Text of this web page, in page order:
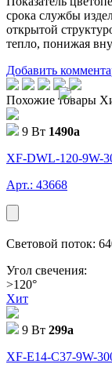
срока службы
открытой
тепло, понижая
Добавить
Похожие товары
9 Вт 1490a
XF-DWL-120-9W-
Арт.: 43668
Световой поток:
Угол свечения:
>120°
Хит
9 Вт 299a
XF-E14-C37-9W-